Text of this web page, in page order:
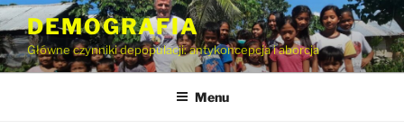
Przejdź
do
treści
DEMOGRAFIA
Główne czynniki depopulacji: antykoncepcja i aborcja
Menu